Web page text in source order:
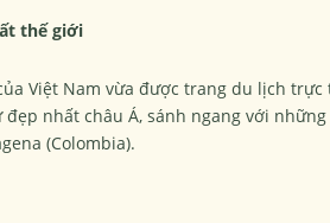
thế giới
Việt Nam vừa được trang du lịch trực
nhất châu Á, sánh ngang với
(Colombia).